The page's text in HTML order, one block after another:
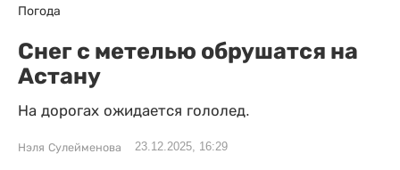
Погода
Снег с метелью обрушатся на
Астану
На дорогах ожидается гололед.
Нэля Сулейменова 23.12.2025, 16:29